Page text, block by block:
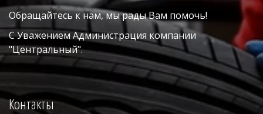
Обращайтесь к нам, мы рады Вам помочь!
С Уважением Администрация компании
"Центральный".
Контакты